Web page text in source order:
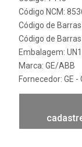
Código NCM:
Código de
Código de
Embalagem: UN1
Marca: GE/ABB
Fornecedor: GE -